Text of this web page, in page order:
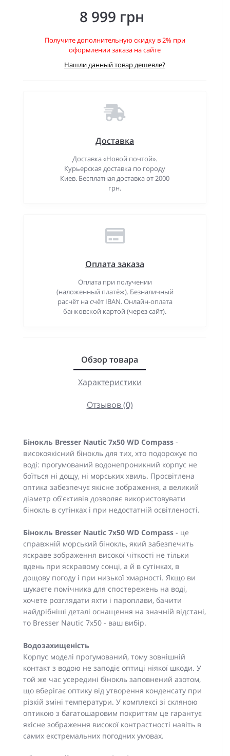
8 999 грн
Получите дополнительную скидку в 2% при
оформлении заказа на сайте
Нашли данный товар дешевле?
Доставка
Доставка «Новой почтой».
Курьерская доставка по городу
Киев. Бесплатная доставка от 2000
грн.
Оплата заказа
Оплата при получении
(наложенный платёж). Безналичный
расчёт на счёт IBAN. Онлайн-оплата
банковской картой (через сайт).
Обзор товара
Характеристики
Отзывов (0)
Бінокль Bresser Nautic 7x50 WD Compass -
високоякісний бінокль для тих, хто подорожує по
воді: прогумований водонепроникний корпус не
боїться ні дощу, ні морських хвиль. Просвітлена
оптика забезпечує якісне зображення, а великий
діаметр об'єктивів дозволяє використовувати
бінокль в сутінках і при недостатній освітленості.
Бінокль Bresser Nautic 7x50 WD Compass - це
справжній морський бінокль, який забезпечить
яскраве зображення високої чіткості не тільки
вдень при яскравому сонці, а й в сутінках, в
дощову погоду і при низької хмарності. Якщо ви
шукаєте помічника для спостережень на воді,
хочете розглядати яхти і пароплави, бачити
найдрібніші деталі оснащення на значній відстані,
то Bresser Nautic 7x50 - ваш вибір.
Водозахищеність
Корпус моделі прогумований, тому зовнішній
контакт з водою не заподіє оптиці ніякої шкоди. У
той же час усередині бінокль заповнений азотом,
що вберігає оптику від утворення конденсату при
різкій зміні температури. У комплексі зі скляною
оптикою з багатошаровим покриттям це гарантує
якісне зображення високої контрастності навіть в
самих екстремальних погодних умовах.